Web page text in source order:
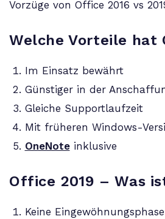
Vorzüge von Office 2016 vs
Welche Vorteile hat
Im Einsatz bewährt
Günstiger in der
Gleiche Supportlaufzeit
Mit früheren Windows-
OneNoteinklusive
Office 2019 – Was
Keine Eingewöhnungsphase